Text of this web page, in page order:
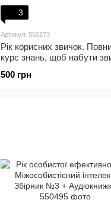
3
Артикул: 550273
Рік корисних звичок.
курс знань, щоб набути
щастя. Збірник самарі +
500 грн